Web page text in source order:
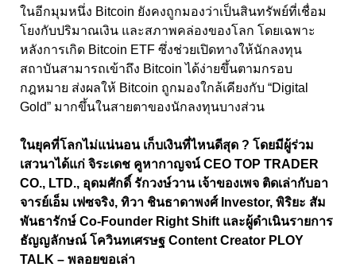
ในอีกมุมหนึ่ง Bitcoin ยังคงถูกมองว่าเป็นสินทรัพย์ที่เชื่อม
โยงกับปริมาณเงิน และสภาพคล่องของโลก โดยเฉพาะ
หลังการเกิด Bitcoin ETF ซึ่งช่วยเปิดทางให้นักลงทุน
สถาบันสามารถเข้าถึง Bitcoin ได้ง่ายขึ้นตามกรอบ
กฎหมาย ส่งผลให้ Bitcoin ถูกมองใกล้เคียงกับ “Digital
Gold” มากขึ้นในสายตาของนักลงทุนบางส่วน
ในยุคที่โลกไม่แน่นอน เก็บเงินที่ไหนดีสุด ? โดยมีผู้ร่วม
เสวนาได้แก่ จิระเดช คูหากาญจน์ CEO TOP TRADER
CO., LTD., อุดมศักดิ์ รักวงษ์วาน เจ้าของเพจ ติดเล่ากับอา
จารย์เอ็ม เฟซจริง, ทิวา ชินธาดาพงศ์ Investor, พิริยะ สัม
พันธารักษ์ Co-Founder Right Shift และผู้ดำเนินรายการ
ธัญญลักษณ์ โควินทเศรษฐ Content Creator PLOY
TALK – พลอยขอเล่า